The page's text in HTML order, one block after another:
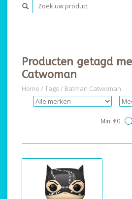
Producten getagd
Catwoman
Home /Tags / Batman Catwoman
Min: €0